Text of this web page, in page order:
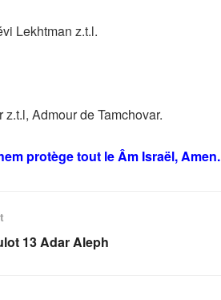
Lekhtman z.t.l.
Admour de Tamchovar.
protège tout le Âm Israël, Amen.
13 Adar Aleph